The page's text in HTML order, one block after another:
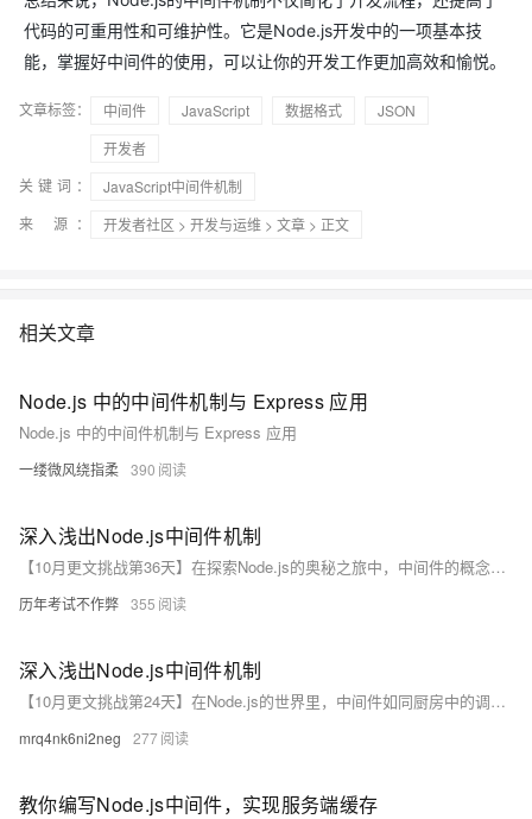
代码的可重用性和可维护性。它是Node.js开发中的一项基本技
能，掌握好中间件的使用，可以让你的开发工作更加高效和愉悦。
文章标签： 中间件 JavaScript 数据格式
JSON
开发者
关键词：
JavaScript中间件机制
来 源：
开发者社区 > 开发与运维 > 文章 > 正文
相关文章
Node.js 中的中间件机制与 Express 应用
Node.js 中的中间件机制与 Express 应用
一缕微风绕指柔 390
深入浅出Node.js中间件机制
【10月更文挑战第36天】在探索Node.js的奥秘之旅中，中间件的概念如同魔法一般，它让复杂的请求处理变得优雅而高效。本文将带你领略这一机制的魅力，从概念到实践，一步步揭示如何利用中间件简化和增强你的应用。
历年考试不作弊 355
深入浅出Node.js中间件机制
【10月更文挑战第24天】在Node.js的世界里，中间件如同厨房中的调料，为后端服务增添风味。本文将带你走进Node.js的中间件机制，从基础概念到实际应用，一探究竟。通过生动的比喻和直观的代码示例，我们将一起解锁中间件的奥秘，让你轻松成为后端料理高手。
mrq4nk6ni2neg 277
教你编写Node.js中间件，实现服务端缓存